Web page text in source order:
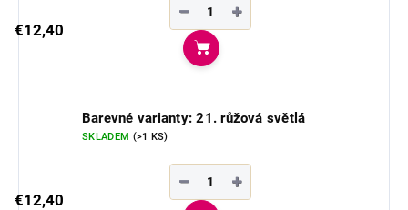
€12,40
+
−
Do košíka
Barevné varianty: 21. růžová světlá
SKLADEM (>1 KS)
€12,40
+
−